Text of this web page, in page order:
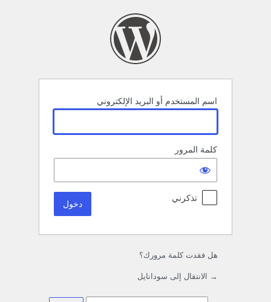
اسم المستخدم أو البريد الإلكتروني
كلمة المرور
تذكرني
هل فقدت كلمة مرورك؟
→ الانتقال إلى سودانايل